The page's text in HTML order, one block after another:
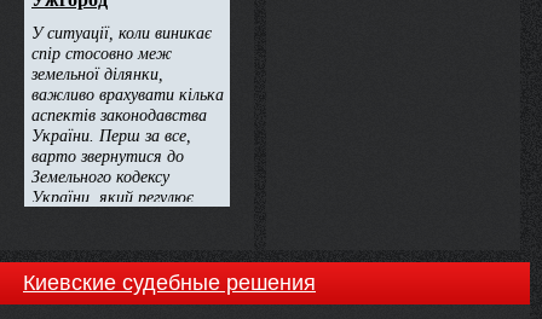
Киевские судебные решения